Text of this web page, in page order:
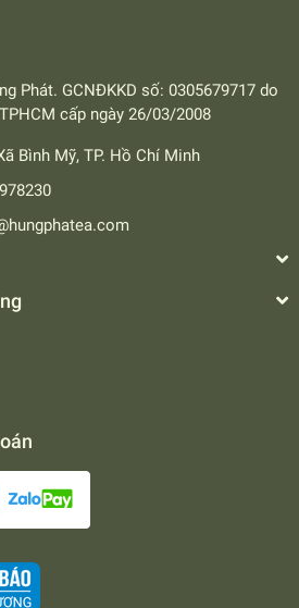
Phát. GCNĐKKD số: 0305679717 do
cấp ngày 26/03/2008
Bình Mỹ, TP. Hồ Chí Minh